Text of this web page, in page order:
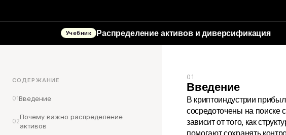
Учебник Распределение активов и диверсификация
СОДЕРЖАНИЕ
01Введение
02
Почему важно распределение
активов
01
Введение
В криптоиндустрии
сосредоточены на поиске
зависит от того, как
помогают сохранять